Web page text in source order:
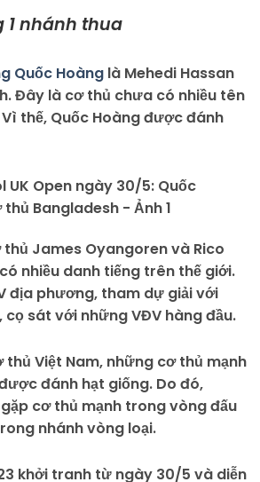
1 nhánh thua
Quốc Hoàng là Mehedi Hassan
Đây là cơ thủ chưa có nhiều tên
thế, Quốc Hoàng được đánh
James Oyangoren và Rico
nhiều danh tiếng trên thế giới.
địa phương, tham dự giải với
cọ sát với những VĐV hàng đầu.
thủ Việt Nam, những cơ thủ mạnh
đánh hạt giống. Do đó,
cơ thủ mạnh trong vòng đấu
nhánh vòng loại.
khởi tranh từ ngày 30/5 và diễn